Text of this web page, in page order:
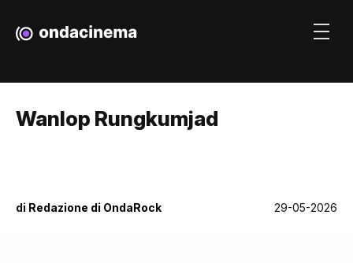
Wanlop Rungkumjad
di Redazione di OndaRock 29-05-2026